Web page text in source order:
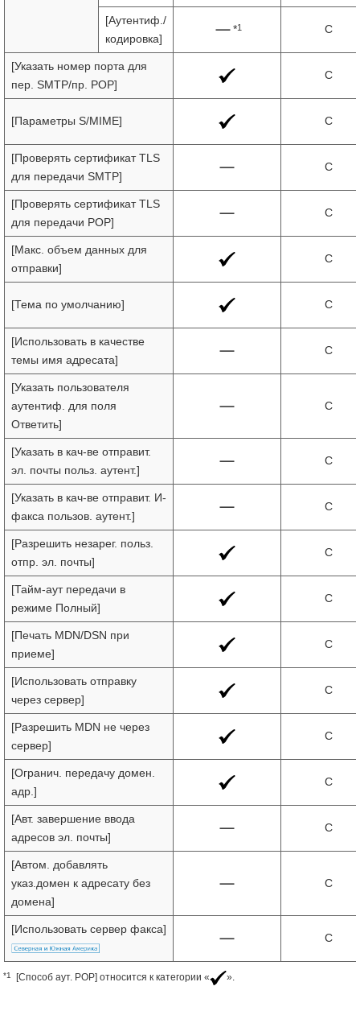
[Аутентиф./
кодировка]
*1 C
[Указать номер порта для
пер. SMTP/пр. POP]
C
[Параметры S/MIME] C
[Проверять сертификат TLS
для передачи SMTP]
C
[Проверять сертификат TLS
для передачи POP]
C
[Макс. объем данных для
отправки]
C
[Тема по умолчанию] C
[Использовать в качестве
темы имя адресата]
C
[Указать пользователя
аутентиф. для поля
Ответить]
C
[Указать в кач-ве отправит.
эл. почты польз. аутент.]
C
[Указать в кач-ве отправит. И-
факса пользов. аутент.]
C
[Разрешить незарег. польз.
отпр. эл. почты]
C
[Тайм-аут передачи в
режиме Полный]
C
[Печать MDN/DSN при
приеме]
C
[Использовать отправку
через сервер]
C
[Разрешить MDN не через
сервер]
C
[Огранич. передачу домен.
адр.]
C
[Авт. завершение ввода
адресов эл. почты]
C
[Автом. добавлять
указ.домен к адресату без
домена]
C
[Использовать сервер факса]
C
*1 [Способ аут. POP] относится к категории « ».